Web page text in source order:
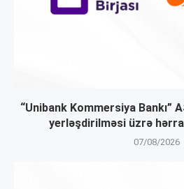
“Unibank Kommersiya Bankı”
yerləşdirilməsi üzrə
07/08/2026